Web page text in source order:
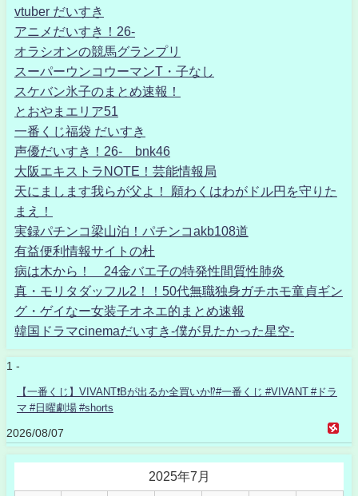
vtuber だいすき
アニメだいすき！26-
オラシオンの競馬グランプリ
スーパーウンコウーマンT・子なし
スケバン氷子のまとめ速報！
とおやまエリア51
一番くじ福袋 だいすき
声優だいすき！26- bnk46
大阪エキストラNOTE！芸能情報局
天にまします我らが父よ！ 願わくはわがドル円を守りた
まえ！
実録パチンコ梁山泊！パチンコakb108道
有益便利情報サイトの杜
病は木から！ 24金バエ子の特発性間質性肺炎
真・モリタダッフル2！！50代無職独身ガチホモ童貞ギン
グ・ゲイなー女装子オネエ的まとめ速報
韓国ドラマcinemaだいすき-僕が見たかった星空-
1 -
【一番くじ】VIVANT❗️Bが出るか全買いか⁉️#一番くじ #VIVANT #ドラ
マ #日曜劇場 #shorts
2026/08/07
2025年7月